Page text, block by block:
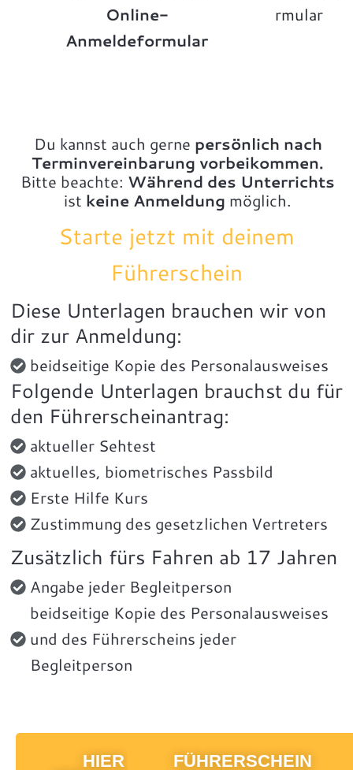
Online-
Anmeldeformular
Du kannst auch gerne persönlich nach
Terminvereinbarung vorbeikommen.
Bitte beachte: Während des Unterrichts
ist keine Anmeldung möglich.
Starte jetzt mit deinem
Führerschein
Diese Unterlagen brauchen wir von
dir zur Anmeldung:
beidseitige Kopie des Personalausweises
Folgende Unterlagen brauchst du für
den Führerscheinantrag:
aktueller Sehtest
aktuelles, biometrisches Passbild
Erste Hilfe Kurs
Zustimmung des gesetzlichen Vertreters
Zusätzlich fürs Fahren ab 17 Jahren
Angabe jeder Begleitperson
beidseitige Kopie des Personalausweises
und des Führerscheins jeder
Begleitperson
HIER
FÜHRERSCHEIN